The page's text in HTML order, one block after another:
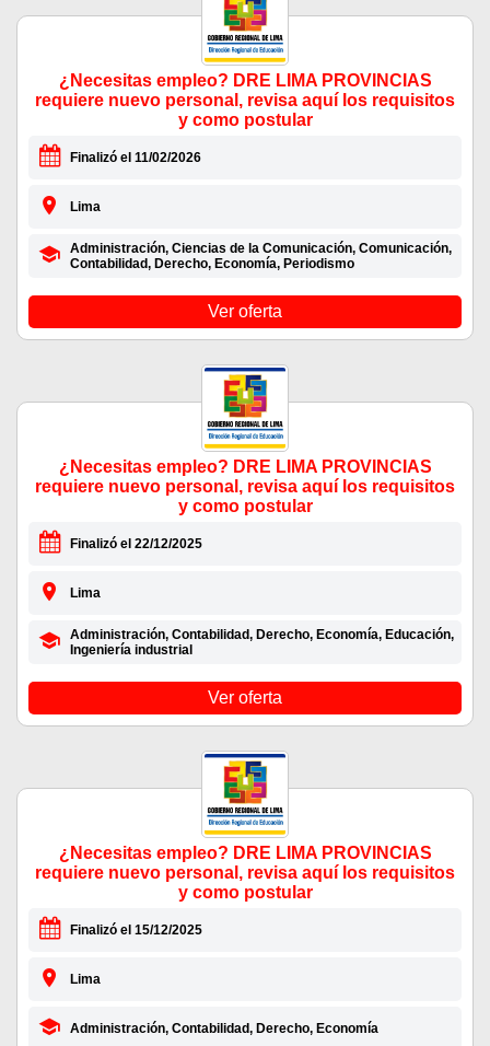
¿Necesitas empleo? DRE LIMA PROVINCIAS
requiere nuevo personal, revisa aquí los requisitos
y como postular
Finalizó el 11/02/2026
Lima
Administración, Ciencias de la Comunicación, Comunicación,
Contabilidad, Derecho, Economía, Periodismo
Ver oferta
¿Necesitas empleo? DRE LIMA PROVINCIAS
requiere nuevo personal, revisa aquí los requisitos
y como postular
Finalizó el 22/12/2025
Lima
Administración, Contabilidad, Derecho, Economía, Educación,
Ingeniería industrial
Ver oferta
¿Necesitas empleo? DRE LIMA PROVINCIAS
requiere nuevo personal, revisa aquí los requisitos
y como postular
Finalizó el 15/12/2025
Lima
Administración, Contabilidad, Derecho, Economía